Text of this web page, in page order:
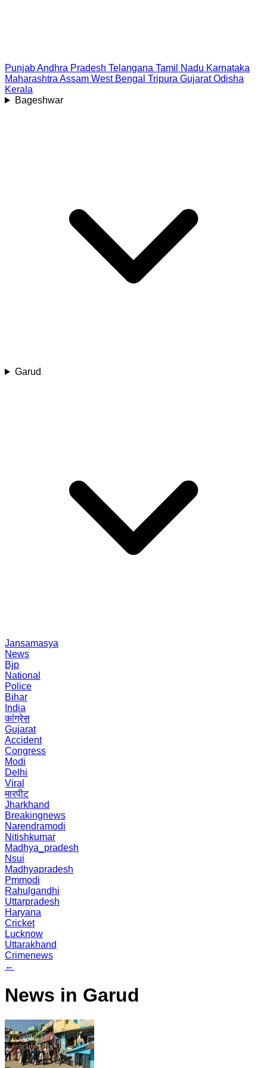
PunjabAndhra Pradesh Telangana Tamil Nadu Karnataka
Maharashtra Assam West Bengal Tripura Gujarat Odisha
Kerala
Bageshwar
Garud
Jansamasya
News
Bjp
National
Police
Bihar
India
कांग्रेस
Gujarat
Accident
Congress
Modi
Delhi
Viral
मारपीट
Jharkhand
Breakingnews
Narendramodi
Nitishkumar
Madhya_pradesh
Nsui
Madhyapradesh
Pmmodi
Rahulgandhi
Uttarpradesh
Haryana
Cricket
Lucknow
Uttarakhand
Crimenews
←
News in Garud